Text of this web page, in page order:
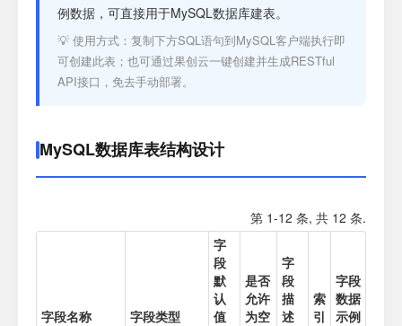
接口测试例数据，可直接用于MySQL数据库建表。
💡 使用方式：复制下方SQL语句到MySQL客户端执行即
可创建此表；也可通过果创云一键创建并生成RESTful
API接口，免去手动部署。
MySQL数据库表结构设计
第 1-12 条, 共 12 条.
字段名称 字段类型
字
段
默
认
值
是否
允许
为空
字
段
描
述
索
引
字段
数据
示例